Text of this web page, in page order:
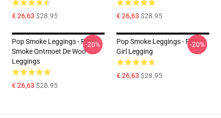
€ 26,63 $28.95 € 26,63 $28.95
Pop Smoke Leggings - Pop
Smoke Ontmoet De Woo
Leggings
€ 26,63 $28.95
-20%
Pop Smoke Leggings - POP
Girl Legging
€ 26,63 $28.95
-20%